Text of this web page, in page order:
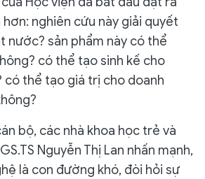
nghiên cứu này giải quyết
nước? sản phẩm này có thể
có thể tạo sinh kế cho
có thể tạo giá trị cho doanh
bộ, các nhà khoa học trẻ và
Nguyễn Thị Lan nhấn mạnh,
là con đường khó, đòi hỏi sự